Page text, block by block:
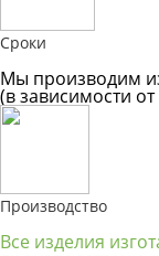
Сроки
Мы производим
(в зависимости
Производство
Все изделия